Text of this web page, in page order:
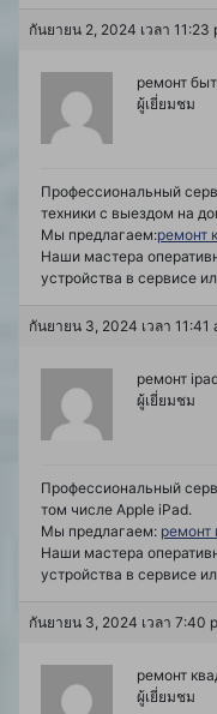
กันยายน 2, 2024 เวลา 11:23
ремонт
ผู้เยี่ยมชม
Профессиональный
техники с выездом на
Мы предлагаем:ремонт
Наши мастера
устройства в сервисе
กันยายน 3, 2024 เวลา 11:41
ремонт
ผู้เยี่ยมชม
Профессиональный
том числе Apple iPad.
Мы предлагаем: ремонт
Наши мастера
устройства в сервисе
กันยายน 3, 2024 เวลา 7:40
ремонт
ผู้เยี่ยมชม